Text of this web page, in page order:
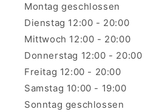
Montag geschlossen
Dienstag 12:00 - 20:00
Mittwoch 12:00 - 20:00
Donnerstag 12:00 - 20:00
Freitag 12:00 - 20:00
Samstag 10:00 - 19:00
Sonntag geschlossen